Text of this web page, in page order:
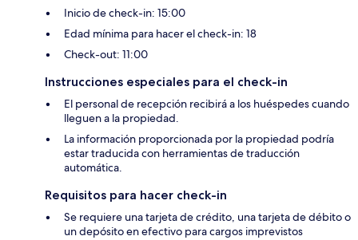
Inicio de check-in: 15:00
Edad mínima para hacer el check-in: 18
Check-out: 11:00
Instrucciones especiales para el check-in
El personal de recepción recibirá a los huéspedes cuando
lleguen a la propiedad.
La información proporcionada por la propiedad podría
estar traducida con herramientas de traducción
automática.
Requisitos para hacer check-in
Se requiere una tarjeta de crédito, una tarjeta de débito o
un depósito en efectivo para cargos imprevistos